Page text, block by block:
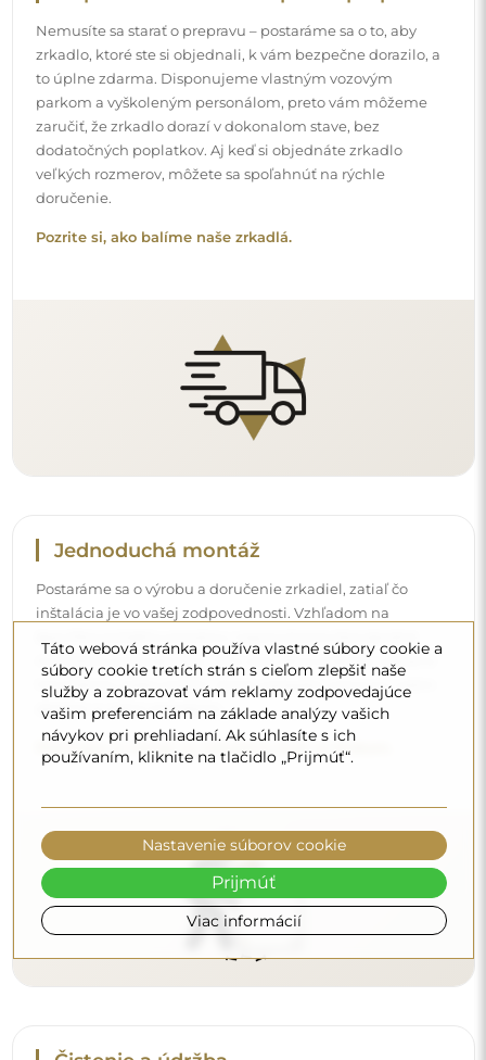
Jednoduchá montáž
Postaráme sa o výrobu a doručenie zrkadiel, zatiaľ čo
inštalácia je vo vašej zodpovednosti. Vzhľadom na
špecifiká každého priestoru neponúkame štandardné
montážne príslušenstvo. Toto vám dáva slobodu vybrať si
hmoždinky alebo háčiky, ktoré najlepšie vyhovujú vašim
Čistenie a údržba
Na udržanie optimálneho lesku stačí mikrovláknová
utierka a teplá voda. Ak siahnete po špecifických
prípravkoch, dbajte na to, aby mali neutrálne pH
(približne 7). Vyhýbajte sa silným čistiacim prostriedkom
obsahujúcim ocot, amoniak alebo silné kyseliny – umožní
vám to zachovať krásny odraz po mnoho rokov.
Chcete sa dozvedieť viac?
Objavte ďalšie tipy na našom blogu.
Táto webová stránka používa vlastné súbory cookie a
súbory cookie tretích strán s cieľom zlepšiť naše
služby a zobrazovať vám reklamy zodpovedajúce
vašim preferenciám na základe analýzy vašich
návykov pri prehliadaní. Ak súhlasíte s ich
používaním, kliknite na tlačidlo „Prijmúť“.
Viac informácií
Nastavenie súborov cookie
Prijmúť